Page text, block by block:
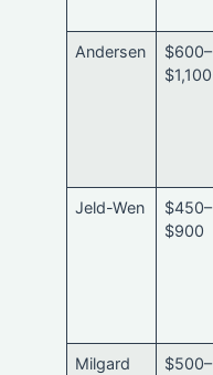
Andersen
$600–
$1,100
Jeld-Wen
$450–
$900
Milgard
$500–